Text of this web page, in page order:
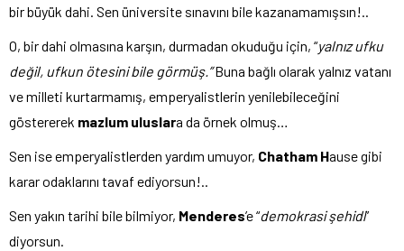
bir büyük dahi. Sen üniversite sınavını bile kazanamamışsın!..
O, bir dahi olmasına karşın, durmadan okuduğu için, “yalnız ufku
değil, ufkun ötesini bile görmüş.”Buna bağlı olarak yalnız vatanı
ve milleti kurtarmamış, emperyalistlerin yenilebileceğini
göstererek mazlum uluslara da örnek olmuş…
Sen ise emperyalistlerden yardım umuyor, Chatham Hause gibi
karar odaklarını tavaf ediyorsun!..
Sen yakın tarihi bile bilmiyor, Menderes’e “demokrasi şehidi”
diyorsun.